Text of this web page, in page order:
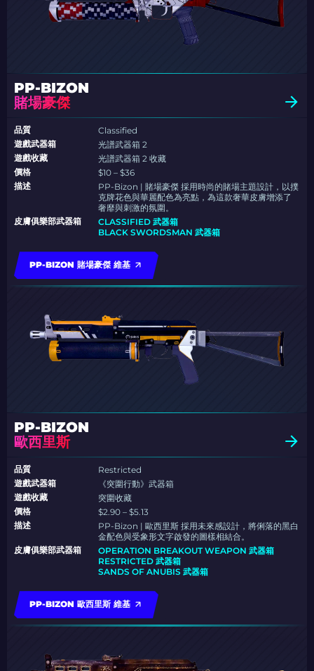
PP-BIZON
賭場豪傑
品質
Classified
遊戲武器箱
光譜武器箱 2
遊戲收藏
光譜武器箱 2 收藏
價格
$10 – $36
描述
PP-Bizon | 賭場豪傑 採用時尚的賭場主題設計，以撲
克牌花色與華麗配色為亮點，為這款奢華皮膚增添了
奢靡與刺激的氛圍。
皮膚俱樂部武器箱
CLASSIFIED 武器箱
BLACK SWORDSMAN 武器箱
PP-BIZON 賭場豪傑 維基
PP-BIZON
歐西里斯
品質
Restricted
遊戲武器箱
《突圍行動》武器箱
遊戲收藏
突圍收藏
價格
$2.90 – $5.13
描述
PP-Bizon | 歐西里斯 採用未來感設計，將俐落的黑白
金配色與受象形文字啟發的圖樣相結合。
皮膚俱樂部武器箱
OPERATION BREAKOUT WEAPON 武器箱
RESTRICTED 武器箱
SANDS OF ANUBIS 武器箱
PP-BIZON 歐西里斯 維基